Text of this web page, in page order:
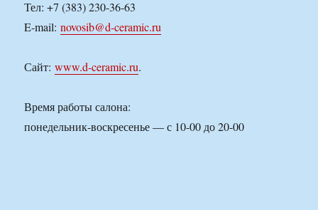
Тел: +7 (383) 230-36-63
E-mail:novosib@d-ceramic.ru
Сайт:www.d-ceramic.ru.
Время работы салона:
понедельник-воскресенье — с 10-00 до 20-00